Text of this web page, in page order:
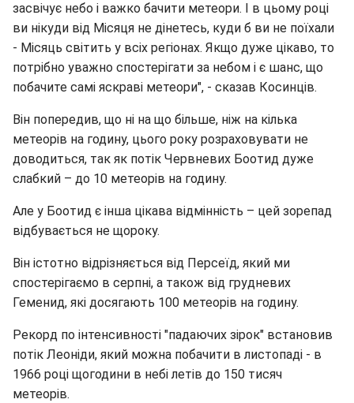
засвічує небо і важко бачити метеори. І в цьому році
ви нікуди від Місяця не дінетесь, куди б ви не поїхали
- Місяць світить у всіх регіонах. Якщо дуже цікаво, то
потрібно уважно спостерігати за небом і є шанс, що
побачите самі яскраві метеори", - сказав Косинців.
Він попередив, що ні на що більше, ніж на кілька
метеорів на годину, цього року розраховувати не
доводиться, так як потік Червневих Боотид дуже
слабкий – до 10 метеорів на годину.
Але у Боотид є інша цікава відмінність – цей зорепад
відбувається не щороку.
Він істотно відрізняється від Персеїд, який ми
спостерігаємо в серпні, а також від грудневих
Геменид, які досягають 100 метеорів на годину.
Рекорд по інтенсивності "падаючих зірок" встановив
потік Леоніди, який можна побачити в листопаді - в
1966 році щогодини в небі летів до 150 тисяч
метеорів.